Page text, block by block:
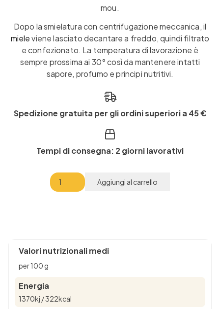
mou.
Dopo la smielatura con centrifugazione meccanica, il
mieleviene lasciato decantare a freddo, quindi filtrato
e confezionato. La temperatura di lavorazione è
sempre prossima ai 30° così da mantenere intatti
sapore, profumo e principi nutritivi.
Spedizione gratuita per gli ordini superiori a 45 €
Tempi di consegna: 2 giorni lavorativi
Coriandolo
-
Aggiungi al carrello
Valori nutrizionali medi
per 100 g
Energia
1370kj / 322kcal